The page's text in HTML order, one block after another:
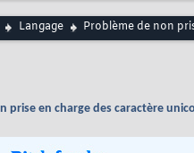
Langage Problème de non
prise en charge des caractère